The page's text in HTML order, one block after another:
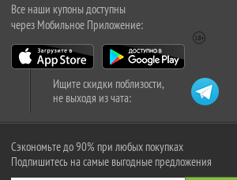
Все наши купоны доступны
через Мобильное Приложение:
Ищите скидки поблизости,
не выходя из чата:
Сэкономьте до 90% при любых покупках
Подпишитесь на самые выгодные предложения